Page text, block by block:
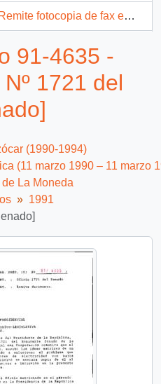
de fax enviado por Diputado]
Nº 5874 de la Cámara de Diputados]
91-4635 -
1721 del
(1990-1994)
(11 marzo 1990 – 11 marzo
La Moneda
1991